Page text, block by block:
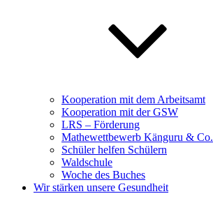
Kooperation mit dem Arbeitsamt
Kooperation mit der GSW
LRS – Förderung
Mathewettbewerb Känguru & Co.
Schüler helfen Schülern
Waldschule
Woche des Buches
Wir stärken unsere Gesundheit